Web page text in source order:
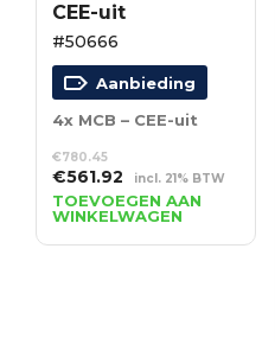
CEE-uit
#50666
Aanbieding
4x MCB – CEE-uit
€780.45
Oorspronkelijke
prijs
was:
€780.45.
€561.92Huidige
prijs
is:
€561.92.
incl. 21% BTW
TOEVOEGEN AAN
WINKELWAGEN